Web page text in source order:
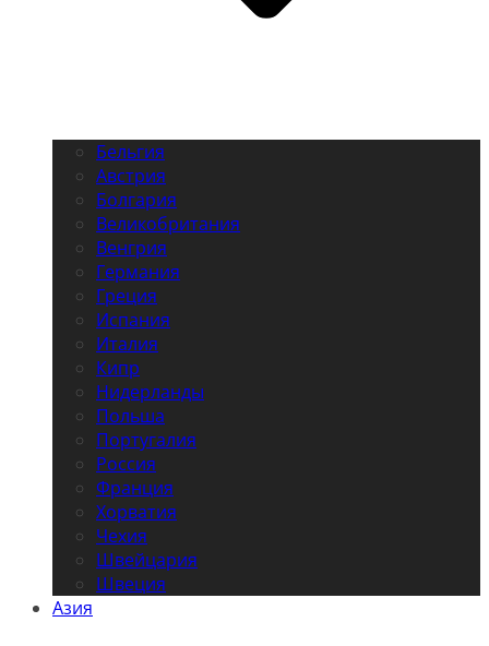
Бельгия
Австрия
Болгария
Великобритания
Венгрия
Германия
Греция
Испания
Италия
Кипр
Нидерланды
Польша
Португалия
Россия
Франция
Хорватия
Чехия
Швейцария
Швеция
Азия